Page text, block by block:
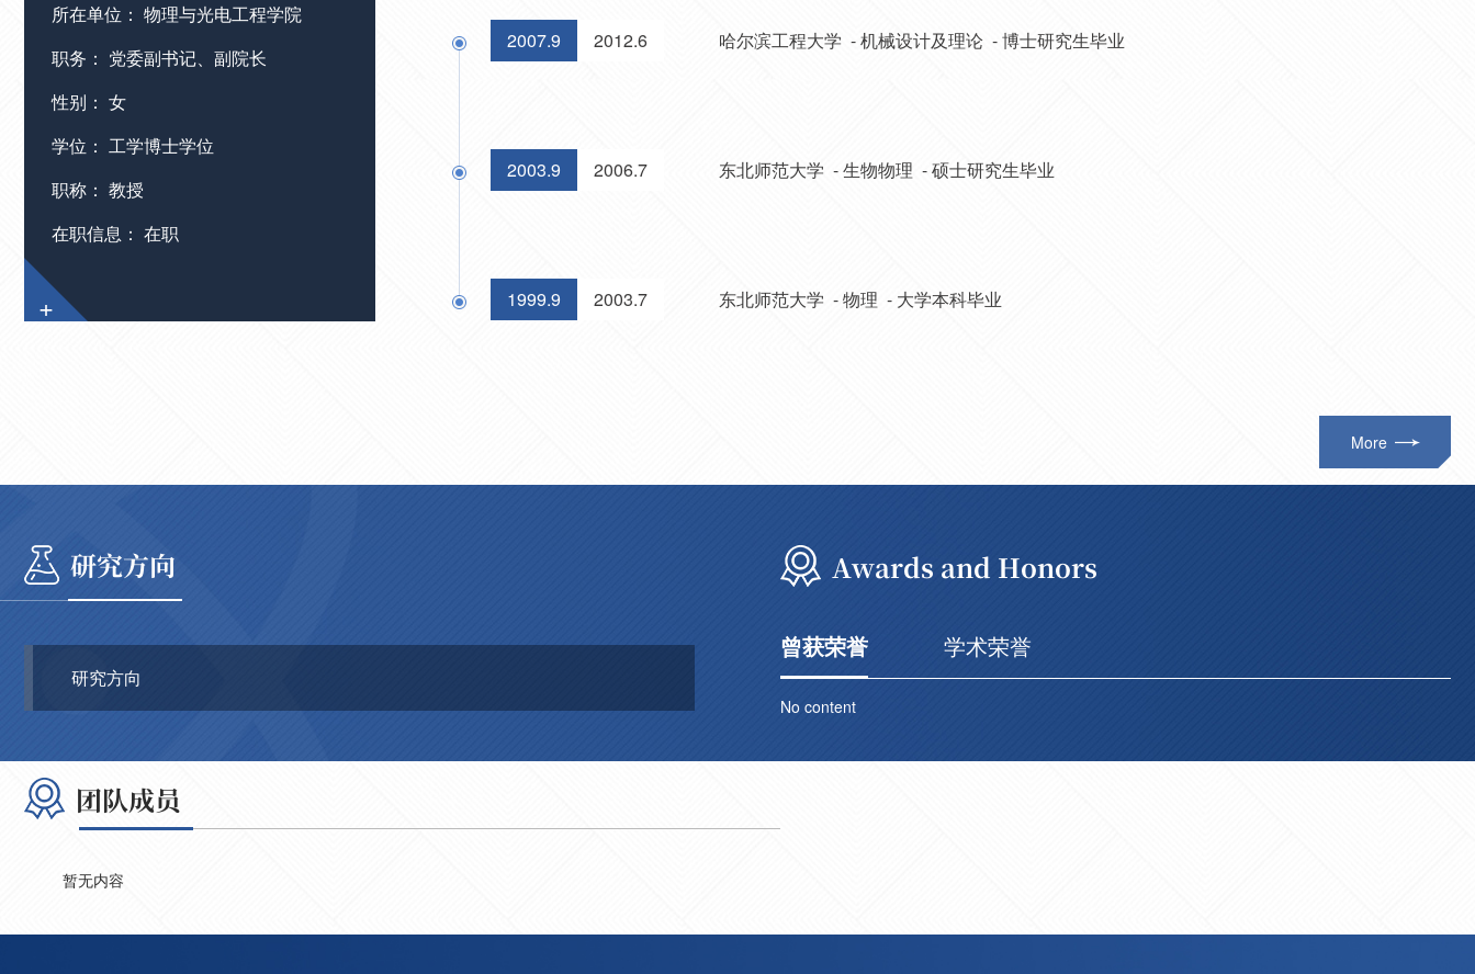
所在单位： 物理与光电工程学院
职务： 党委副书记、副院长
性别： 女
学位： 工学博士学位
职称： 教授
在职信息： 在职
+
2007.9 2012.6 哈尔滨工程大学 - 机械设计及理论 - 博士研究生毕业
2003.9 2006.7 东北师范大学 - 生物物理 - 硕士研究生毕业
1999.9 2003.7 东北师范大学 - 物理 - 大学本科毕业
More
研究方向
研究方向
Awards and Honors
曾获荣誉 学术荣誉
No content
团队成员
暂无内容